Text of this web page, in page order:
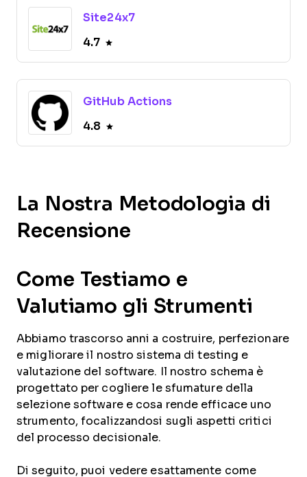
Site24x7
4.7
GitHub Actions
4.8
La Nostra Metodologia di
Recensione
Come Testiamo e
Valutiamo gli Strumenti
Abbiamo trascorso anni a costruire, perfezionare
e migliorare il nostro sistema di testing e
valutazione del software. Il nostro schema è
progettato per cogliere le sfumature della
selezione software e cosa rende efficace uno
strumento, focalizzandosi sugli aspetti critici
del processo decisionale.
Di seguito, puoi vedere esattamente come